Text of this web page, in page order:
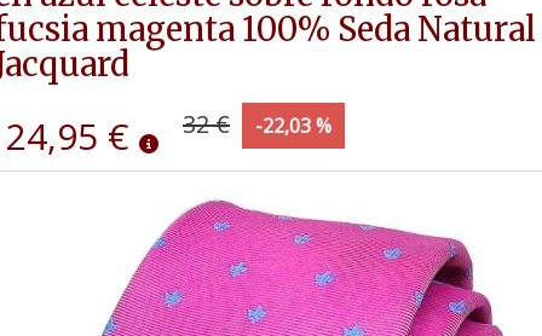
magenta 100% Seda Natural
24,95 € 32 € -22,03 %